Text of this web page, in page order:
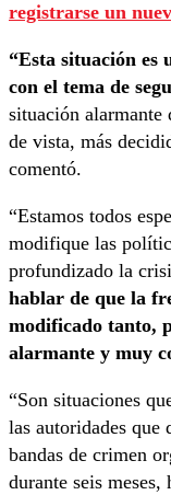
registrarse un
“Esta situación es
con el tema de
situación alarmante
de vista, más
comentó.
“Estamos todos
modifique las
profundizado la
hablar de que la
modificado tanto,
alarmante y muy
“Son situaciones
las autoridades que
bandas de crimen
durante seis